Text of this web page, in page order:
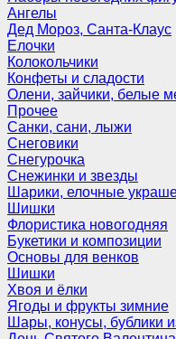
Ангелы
Дед Мороз, Санта-Клаус
Елочки
Колокольчики
Конфеты и сладости
Олени, зайчики, белые
Прочее
Санки, сани, лыжи
Снеговики
Снегурочка
Снежинки и звезды
Шарики, елочные
Шишки
Флористика новогодняя
Букетики и композиции
Основы для венков
Шишки
Хвоя и ёлки
Ягоды и фрукты зимние
Шары, конусы, бублики